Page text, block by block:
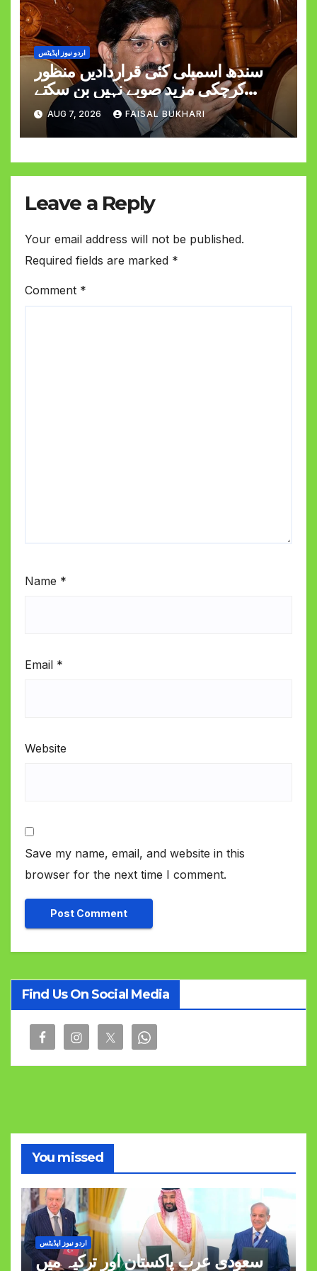
اردو نیوز اپڈیٹس
سندھ اسمبلی کئی قراردادیں منظور
کرچکی مزید صوبے نہیں بن سکتے
وزیراعلیٰ مراد علی شاہ
AUG 7, 2026 FAISAL BUKHARI
Leave a Reply
Your email address will not be published.
Required fields are marked *
Comment *
Name *
Email *
Website
Save my name, email, and website in this
browser for the next time I comment.
Find Us On Social Media
You missed
اردو نیوز اپڈیٹس
سعودی عرب پاکستان اور ترکیہ میں